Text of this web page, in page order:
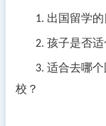
1. 出国留学
2. 孩子是否适
3. 适合去哪
校 ？